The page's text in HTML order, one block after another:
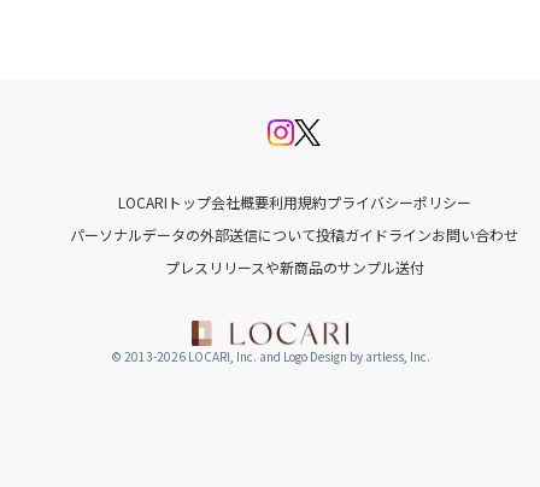
LOCARIトップ会社概要利用規約プライバシーポリシー
パーソナルデータの外部送信について投稿ガイドラインお問い合わせ
プレスリリースや新商品のサンプル送付
© 2013-2026 LOCARI, Inc. and Logo Design by artless, Inc.